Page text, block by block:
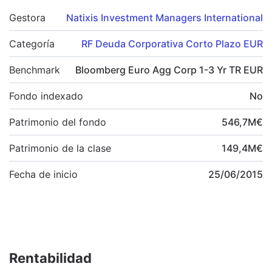
Gestora Natixis Investment Managers International
Categoría RF Deuda Corporativa Corto Plazo EUR
Benchmark Bloomberg Euro Agg Corp 1-3 Yr TR EUR
Fondo indexado No
Patrimonio del fondo 546,7M€
Patrimonio de la clase 149,4M€
Fecha de inicio 25/06/2015
Rentabilidad